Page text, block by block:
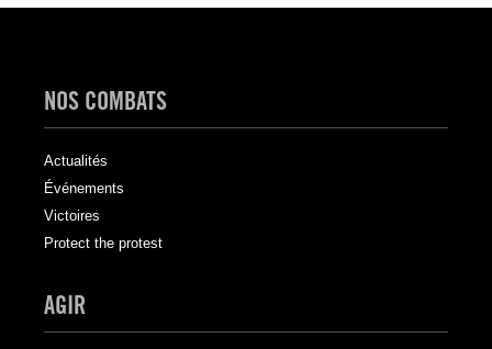
NOS COMBATS
Actualités
Événements
Victoires
Protect the protest
AGIR